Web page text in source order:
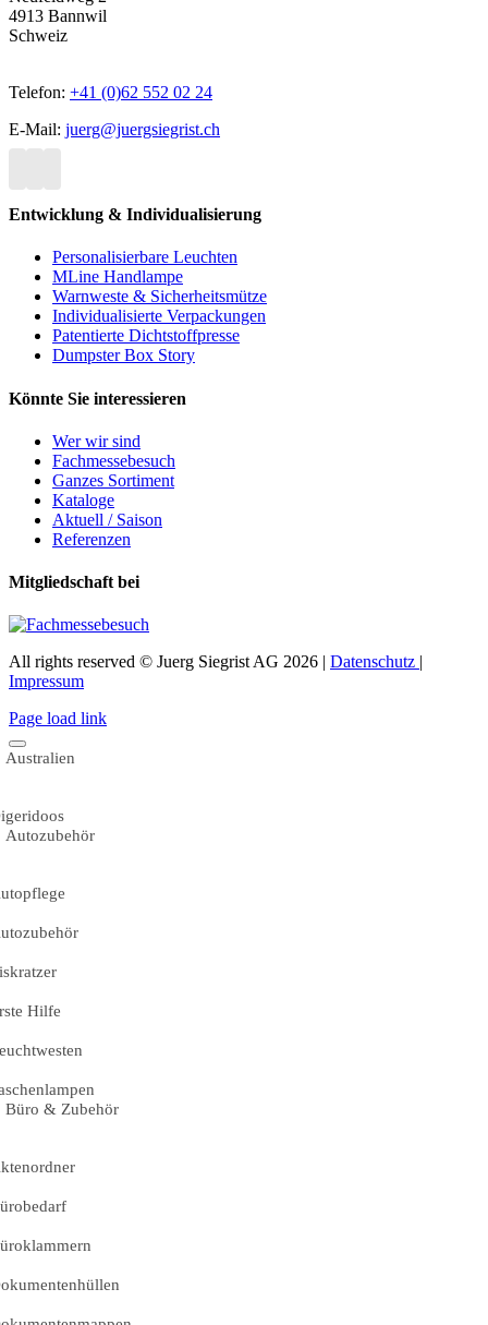
4913 Bannwil
Schweiz
Telefon: +41 (0)62 552 02 24
E-Mail: juerg@juergsiegrist.ch
Entwicklung & Individualisierung
Personalisierbare Leuchten
MLine Handlampe
Warnweste & Sicherheitsmütze
Individualisierte Verpackungen
Patentierte Dichtstoffpresse
Dumpster Box Story
Könnte Sie interessieren
Wer wir sind
Fachmessebesuch
Ganzes Sortiment
Kataloge
Aktuell / Saison
Referenzen
Mitgliedschaft bei
All rights reserved © Juerg Siegrist AG 2026 | Datenschutz |
Impressum
Page load link
Australien
Autozubehör
Hilfe
Büro & Zubehör